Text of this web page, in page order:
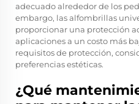
adecuado alrededor de los
embargo, las alfombrillas
proporcionar una protección
aplicaciones a un costo más
requisitos de protección,
preferencias estéticas.
¿Qué